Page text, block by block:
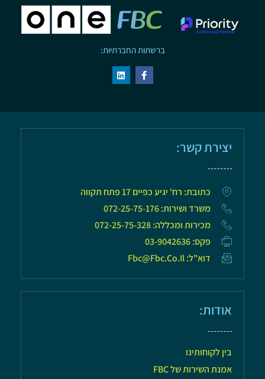
ברשתות החברתיות:
יצירת קשר:
כתובת: רח' יגיע כפיים 17 פתח תקווה
משרד ושירות: 072-25-75-176
מכירות ומכללה: 072-25-75-328
פקס: 03-9042636
דוא"ל: Fbc@fbc.co.il
אודות:
בין לקוחותינו
אמנת השירות של FBC